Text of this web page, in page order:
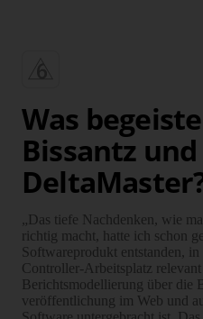
Was
Bissantz und
„Das tiefe Nachdenken, wie
richtig macht, hatte ich schon
Softwareprodukt entstanden,
Controller-Arbeitsplatz
Berichtsmodellierung über die
veröffentlichung im Web und